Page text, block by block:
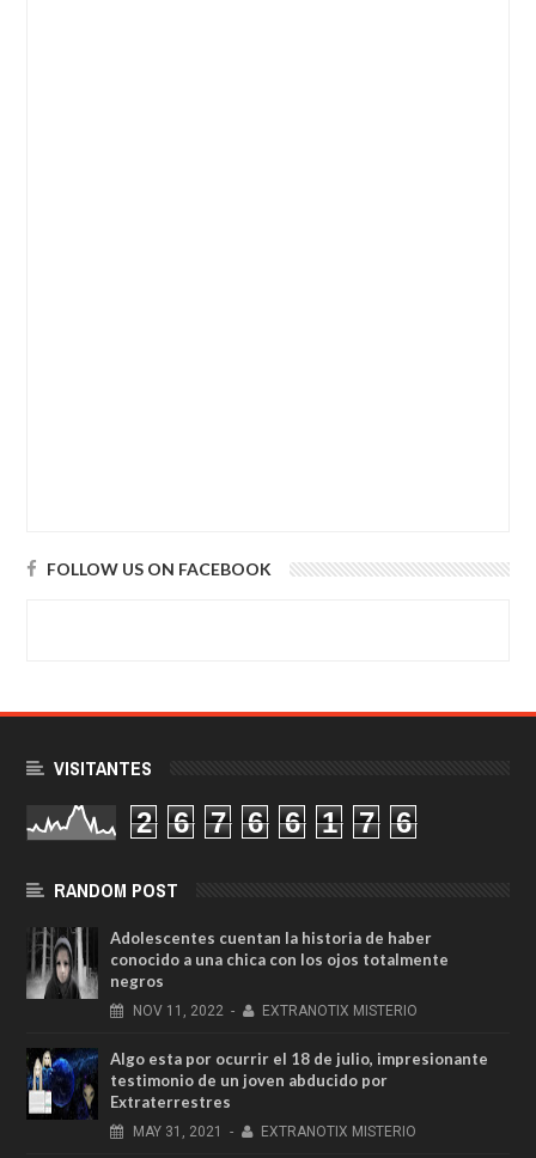
FOLLOW US ON FACEBOOK
VISITANTES
2 6 7 6 6 1 7 6
RANDOM POST
Adolescentes cuentan la historia de haber
conocido a una chica con los ojos totalmente
negros
NOV 11, 2022 - EXTRANOTIX MISTERIO
Algo esta por ocurrir el 18 de julio, impresionante
testimonio de un joven abducido por
Extraterrestres
MAY 31, 2021 - EXTRANOTIX MISTERIO